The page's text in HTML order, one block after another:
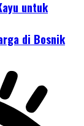
untuk
di Bosnik